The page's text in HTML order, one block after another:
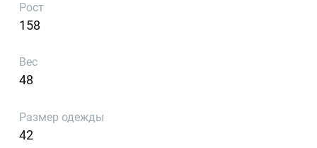
Рост
158
Вес
48
Размер одежды
42